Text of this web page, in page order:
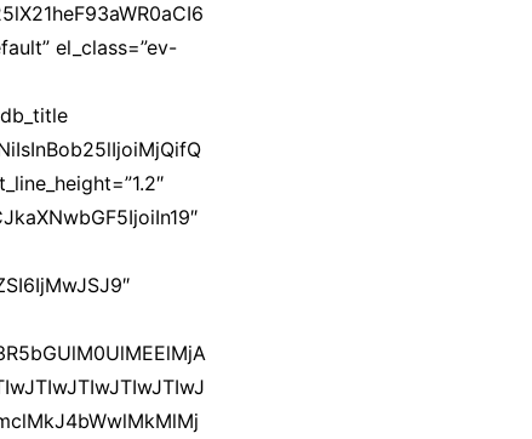
el_class=”ev-